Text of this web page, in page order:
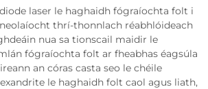
laser le haghaidh fógraíochta folt i
thrí-thonnlach réabhlóideach
nua sa tionscail maidir le
fógraíochta folt ar fheabhas éagsúla
an córas casta seo le chéile
le haghaidh folt caol agus liath,